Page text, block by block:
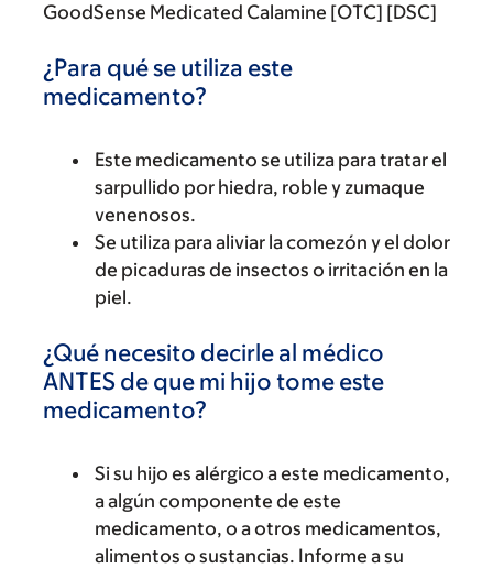
GoodSense Medicated Calamine [OTC] [DSC]
¿Para qué se utiliza este
medicamento?
Este medicamento se utiliza para tratar el
sarpullido por hiedra, roble y zumaque
venenosos.
Se utiliza para aliviar la comezón y el dolor
de picaduras de insectos o irritación en la
piel.
¿Qué necesito decirle al médico
ANTES de que mi hijo tome este
medicamento?
Si su hijo es alérgico a este medicamento,
a algún componente de este
medicamento, o a otros medicamentos,
alimentos o sustancias. Informe a su